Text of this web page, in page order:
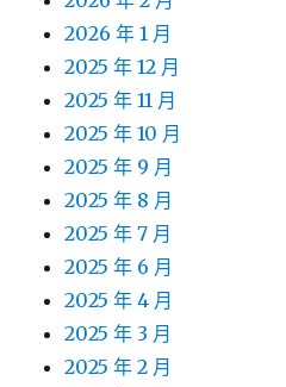
2026 年 1 月
2025 年 12 月
2025 年 11 月
2025 年 10 月
2025 年 9 月
2025 年 8 月
2025 年 7 月
2025 年 6 月
2025 年 4 月
2025 年 3 月
2025 年 2 月